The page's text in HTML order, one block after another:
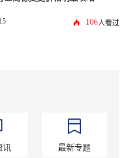
106人看过
讯 最新专题